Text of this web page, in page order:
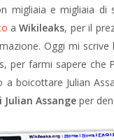
migliaia e migliaia
aWikileaks, per il
Oggi mi scrive
per farmi sapere che
boicottare Julian
Assange per